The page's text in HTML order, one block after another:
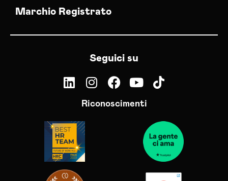
Marchio Registrato
Seguici su
Riconoscimenti